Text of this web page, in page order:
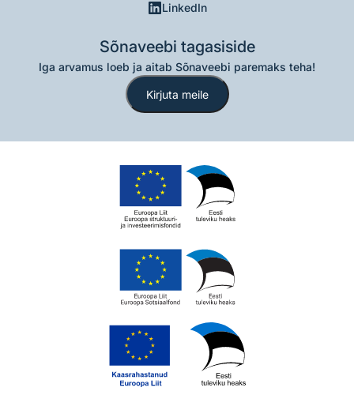
LinkedIn
Sõnaveebi tagasiside
Iga arvamus loeb ja aitab Sõnaveebi paremaks teha!
Kirjuta meile